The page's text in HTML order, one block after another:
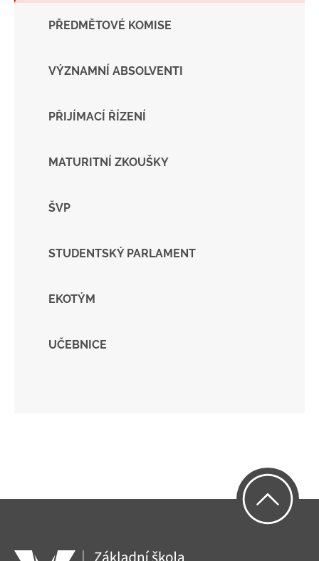
PŘEDMĚTOVÉ KOMISE
VÝZNAMNÍ ABSOLVENTI
PŘIJÍMACÍ ŘÍZENÍ
MATURITNÍ ZKOUŠKY
ŠVP
STUDENTSKÝ PARLAMENT
EKOTÝM
UČEBNICE